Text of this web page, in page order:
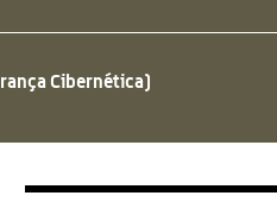
Cibernética)